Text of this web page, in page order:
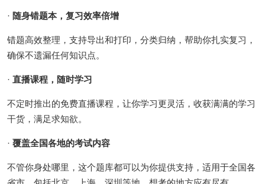
· 随身错题本，复习效率倍增
错题高效整理，支持导出和打印，分类归纳，帮助你扎实复习，
确保不遗漏任何知识点。
· 直播课程，随时学习
不定时推出的免费直播课程，让你学习更灵活，收获满满的学习
干货，满足求知欲。
· 覆盖全国各地的考试内容
不管你身处哪里，这个题库都可以为你提供支持，适用于全国各